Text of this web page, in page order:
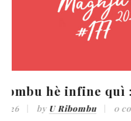
ALERIA, u 21 e 22
22 août 2025 by U